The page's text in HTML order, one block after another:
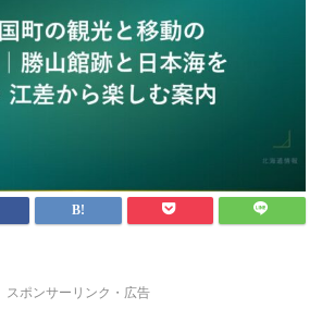
スポンサーリンク・広告